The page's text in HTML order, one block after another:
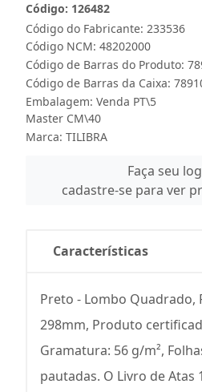
Código do Fabricante: 233536
Código: 126482
Código NCM: 48202000
Código de Barras do Produto:
Código de Barras da Caixa:
Embalagem: Venda PT\5
Master CM\40
Marca: TILIBRA
Faça seu
cadastre-se para ver
Características
Preto - Lombo Quadrado,
298mm, Produto
Gramatura: 56 g/m²,
pautadas. O Livro de Atas